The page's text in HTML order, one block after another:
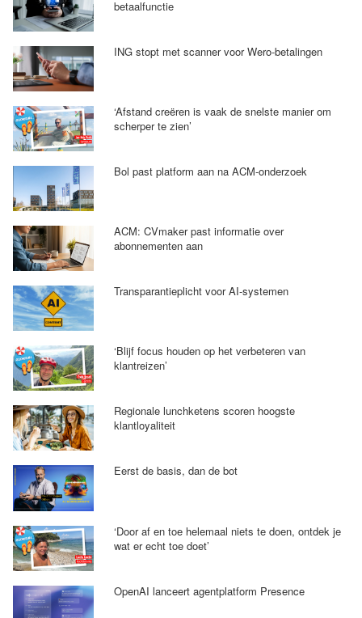
betaalfunctie
ING stopt met scanner voor Wero-betalingen
‘Afstand creëren is vaak de snelste manier om
scherper te zien’
Bol past platform aan na ACM-onderzoek
ACM: CVmaker past informatie over
abonnementen aan
Transparantieplicht voor AI-systemen
‘Blijf focus houden op het verbeteren van
klantreizen’
Regionale lunchketens scoren hoogste
klantloyaliteit
Eerst de basis, dan de bot
‘Door af en toe helemaal niets te doen, ontdek je
wat er echt toe doet’
OpenAI lanceert agentplatform Presence